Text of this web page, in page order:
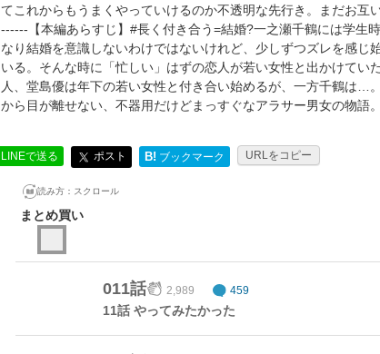
てこれからもうまくやっていけるのか不透明な先行き。まだお
------【本編あらすじ】#長く付き合う=結婚?一之瀬千鶴には学生
なり結婚を意識しないわけではないけれど、少しずつズレを感じ
いる。そんな時に「忙しい」はずの恋人が若い女性と出かけて
人、堂島優は年下の若い女性と付き合い始めるが、一方千鶴は
から目が離せない、不器用だけどまっすぐなアラサー男女の物語。
LINEで送る ポスト B! ブックマーク URLをコピー
読み方： スクロール
まとめ買い
011話 2,989 459
11話 やってみたかった